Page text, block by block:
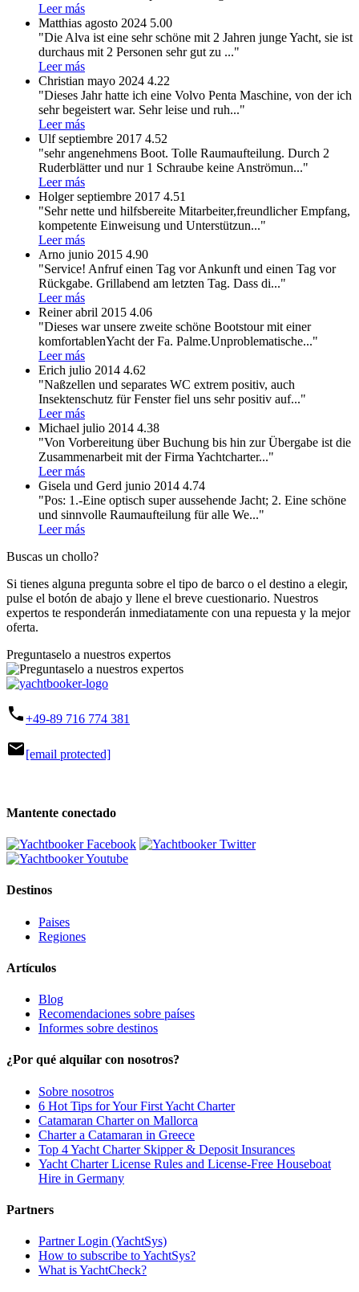
Leer más
Matthias agosto 2024 5.00
"Die Alva ist eine sehr schöne mit 2 Jahren junge Yacht, sie ist
durchaus mit 2 Personen sehr gut zu ..."
Leer más
Christian mayo 2024 4.22
"Dieses Jahr hatte ich eine Volvo Penta Maschine, von der ich
sehr begeistert war. Sehr leise und ruh..."
Leer más
Ulf septiembre 2017 4.52
"sehr angenehmens Boot. Tolle Raumaufteilung. Durch 2
Ruderblätter und nur 1 Schraube keine Anströmun..."
Leer más
Holger septiembre 2017 4.51
"Sehr nette und hilfsbereite Mitarbeiter,freundlicher Empfang,
kompetente Einweisung und Unterstützun..."
Leer más
Arno junio 2015 4.90
"Service! Anfruf einen Tag vor Ankunft und einen Tag vor
Rückgabe. Grillabend am letzten Tag. Dass di..."
Leer más
Reiner abril 2015 4.06
"Dieses war unsere zweite schöne Bootstour mit einer
komfortablenYacht der Fa. Palme.Unproblematische..."
Leer más
Erich julio 2014 4.62
"Naßzellen und separates WC extrem positiv, auch
Insektenschutz für Fenster fiel uns sehr positiv auf..."
Leer más
Michael julio 2014 4.38
"Von Vorbereitung über Buchung bis hin zur Übergabe ist die
Zusammenarbeit mit der Firma Yachtcharter..."
Leer más
Gisela und Gerd junio 2014 4.74
"Pos: 1.-Eine optisch super aussehende Jacht; 2. Eine schöne
und sinnvolle Raumaufteilung für alle We..."
Leer más
Buscas un chollo?
Si tienes alguna pregunta sobre el tipo de barco o el destino a elegir,
pulse el botón de abajo y llene el breve cuestionario. Nuestros
expertos te responderán inmediatamente con una repuesta y la mejor
oferta.
Preguntaselo a nuestros expertos
phone+49-89 716 774 381
mail[email protected]
Mantente conectado
Destinos
Paises
Regiones
Artículos
Blog
Recomendaciones sobre países
Informes sobre destinos
¿Por qué alquilar con nosotros?
Sobre nosotros
6 Hot Tips for Your First Yacht Charter
Catamaran Charter on Mallorca
Charter a Catamaran in Greece
Top 4 Yacht Charter Skipper & Deposit Insurances
Yacht Charter License Rules and License-Free Houseboat
Hire in Germany
Partners
Partner Login (YachtSys)
How to subscribe to YachtSys?
What is YachtCheck?